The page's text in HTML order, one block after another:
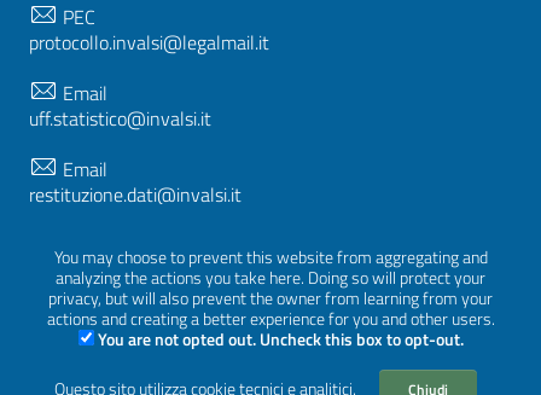
You may choose to prevent this website from aggregating and
analyzing the actions you take here. Doing so will protect your
privacy, but will also prevent the owner from learning from your
actions and creating a better experience for you and other users.
You are not opted out. Uncheck this box to opt-out.
Questo sito utilizza cookie tecnici e analitici.
Chiudi
PEC
protocollo.invalsi@legalmail.it
Email
uff.statistico@invalsi.it
Email
restituzione.dati@invalsi.it
SEGUICI SU